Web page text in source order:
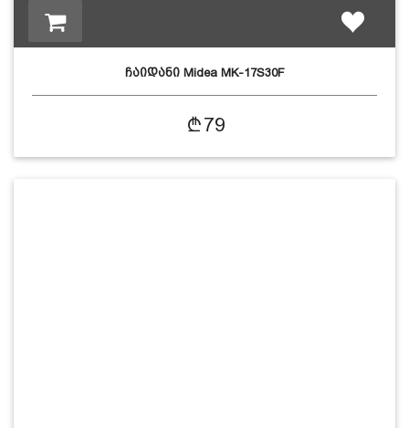
ჩაიდანი Midea MK-17S30F
79